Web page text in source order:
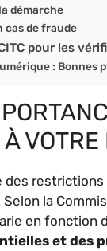
démarche
cas de fraude
pour les
: Bonnes
la
en fonction
et des